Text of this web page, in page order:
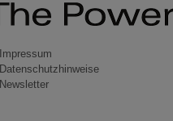
Impressum
Datenschutzhinweise
Newsletter